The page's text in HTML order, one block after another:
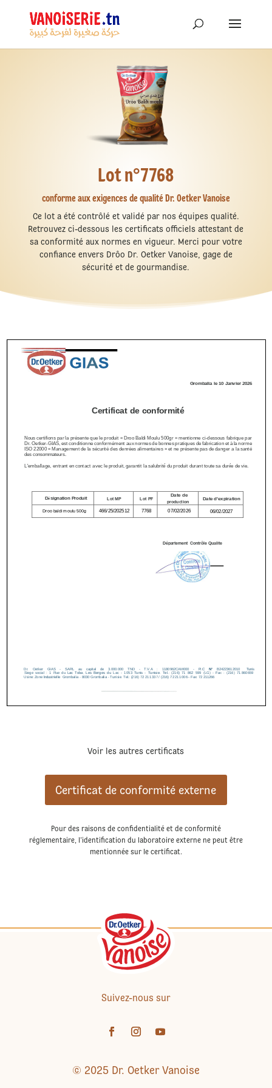
Lot n°7768
conforme aux exigences de qualité Dr. Oetker Vanoise
Ce lot a été contrôlé et validé par nos équipes qualité.
Retrouvez ci-dessous les certificats officiels attestant de
sa conformité aux normes en vigueur. Merci pour votre
confiance envers Drôo Dr. Oetker Vanoise, gage de
sécurité et de gourmandise.
Voir les autres certificats
Certificat de conformité externe
Pour des raisons de confidentialité et de conformité
réglementaire, l’identification du laboratoire externe ne peut être
mentionnée sur le certificat.
Suivez-nous sur
© 2025 Dr. Oetker Vanoise